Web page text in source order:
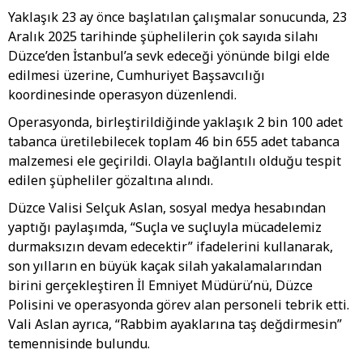
Yaklaşık 23 ay önce başlatılan çalışmalar sonucunda, 23
Aralık 2025 tarihinde şüphelilerin çok sayıda silahı
Düzce’den İstanbul’a sevk edeceği yönünde bilgi elde
edilmesi üzerine, Cumhuriyet Başsavcılığı
koordinesinde operasyon düzenlendi.
Operasyonda, birleştirildiğinde yaklaşık 2 bin 100 adet
tabanca üretilebilecek toplam 46 bin 655 adet tabanca
malzemesi ele geçirildi. Olayla bağlantılı olduğu tespit
edilen şüpheliler gözaltına alındı.
Düzce Valisi Selçuk Aslan, sosyal medya hesabından
yaptığı paylaşımda, “Suçla ve suçluyla mücadelemiz
durmaksızın devam edecektir” ifadelerini kullanarak,
son yılların en büyük kaçak silah yakalamalarından
birini gerçekleştiren İl Emniyet Müdürü’nü, Düzce
Polisini ve operasyonda görev alan personeli tebrik etti.
Vali Aslan ayrıca, “Rabbim ayaklarına taş değdirmesin”
temennisinde bulundu.